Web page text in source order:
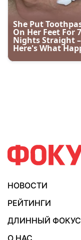
НОВОСТИ
РЕЙТИНГИ
ДЛИННЫЙ ФОКУС
О НАС